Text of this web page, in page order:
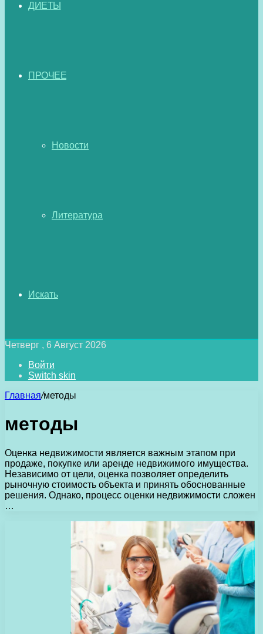
ДИЕТЫ
ПРОЧЕЕ
Новости
Литература
Искать
Четверг , 6 Август 2026
Войти
Switch skin
Главная/методы
методы
Оценка недвижимости является важным этапом при
продаже, покупке или аренде недвижимого имущества.
Независимо от цели, оценка позволяет определить
рыночную стоимость объекта и принять обоснованные
решения. Однако, процесс оценки недвижимости сложен
…